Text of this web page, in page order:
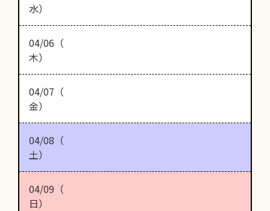
水）
04/06（
木）
04/07（
金）
04/08（
土）
04/09（
日）